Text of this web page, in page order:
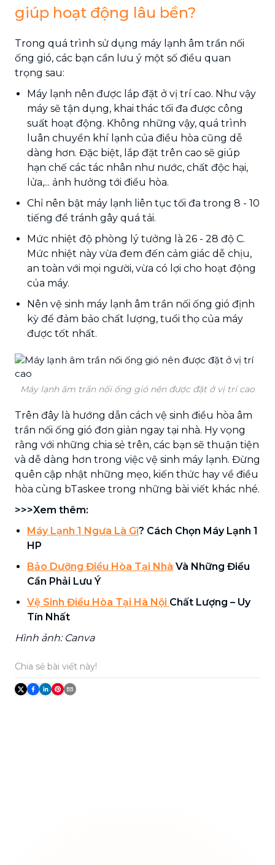
giúp hoạt động lâu bền?
Trong quá trình sử dụng máy lạnh âm trần nối
ống gió, các bạn cần lưu ý một số điều quan
trọng sau:
Máy lạnh nên được lắp đặt ở vị trí cao. Như vậy
máy sẽ tận dụng, khai thác tối đa được công
suất hoạt động. Không những vậy, quá trình
luân chuyển khí lạnh của điều hòa cũng dễ
dàng hơn. Đặc biệt, lắp đặt trên cao sẽ giúp
hạn chế các tác nhân như nước, chất độc hại,
lửa,... ảnh hưởng tới điều hòa.
Chỉ nên bật máy lạnh liên tục tối đa trong 8 - 10
tiếng để tránh gây quá tải.
Mức nhiệt độ phòng lý tưởng là 26 - 28 độ C.
Mức nhiệt này vừa đem đến cảm giác dễ chịu,
an toàn với mọi người, vừa có lợi cho hoạt động
của máy.
Nên vệ sinh máy lạnh âm trần nối ống gió định
kỳ để đảm bảo chất lượng, tuổi thọ của máy
được tốt nhất.
Máy lạnh âm trần nối ống gió nên được đặt ở vị trí cao
Trên đây là hướng dẫn cách vệ sinh điều hòa âm
trần nối ống gió đơn giản ngay tại nhà. Hy vọng
rằng với những chia sẻ trên, các bạn sẽ thuận tiện
và dễ dàng hơn trong việc vệ sinh máy lạnh. Đừng
quên cập nhật những mẹo, kiến thức hay về điều
hòa cùng bTaskee trong những bài viết khác nhé.
>>>Xem thêm:
Máy Lạnh 1 Ngựa Là Gì? Cách Chọn Máy Lạnh 1
HP
Bảo Dưỡng Điều Hòa Tại Nhà Và Những Điều
Cần Phải Lưu Ý
Vệ Sinh Điều Hòa Tại Hà Nội Chất Lượng – Uy
Tín Nhất
Hình ảnh: Canva
Chia sẻ bài viết này!